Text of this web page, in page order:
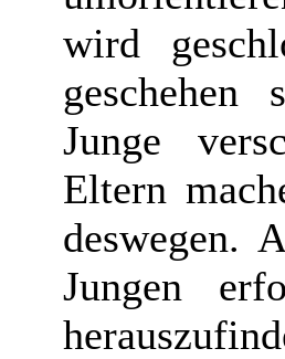
wird
Junge
Eltern
deswegen.
Jungen